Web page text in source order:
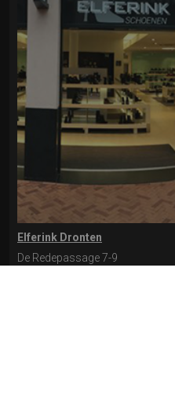
Elferink Dronten
De Redepassage 7-9